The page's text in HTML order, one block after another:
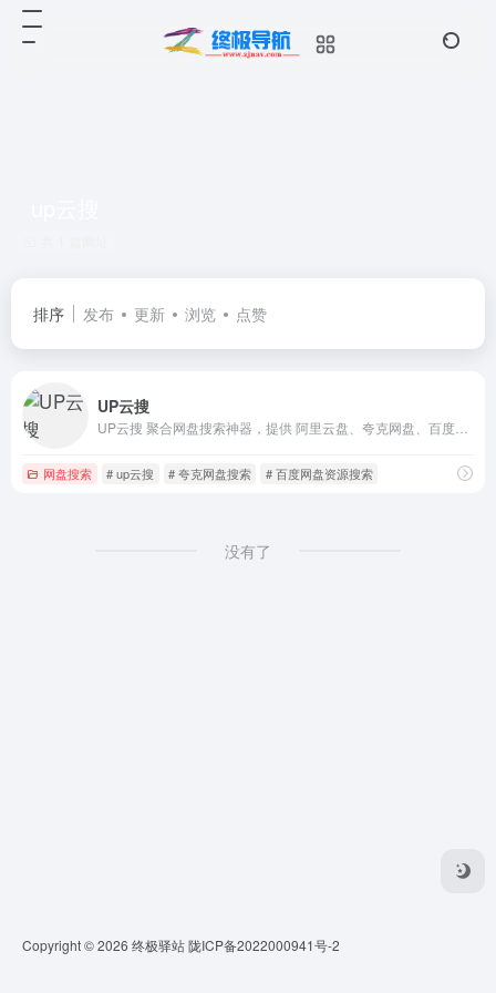
排序 发布 更新 浏览 点赞
UP云搜
网盘搜索 # up云搜 # 夸克网盘搜索 # 百度网盘资源搜索
没有了
Copyright © 2026 终极驿站陇ICP备2022000941号-2